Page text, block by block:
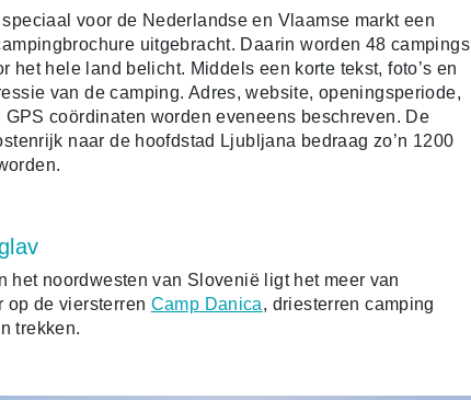
voor de Nederlandse en Vlaamse markt een
uitgebracht. Daarin worden 48 campings
het hele land belicht. Middels een korte tekst, foto’s en
van de camping. Adres, website, openingsperiode,
coördinaten worden eveneens beschreven. De
naar de hoofdstad Ljubljana bedraag zo’n 1200
het noordwesten van Slovenië ligt het meer van
op de viersterren Camp Danica, driesterren camping
trekken.